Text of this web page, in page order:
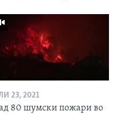
23, 2021
80 шумски пожари во